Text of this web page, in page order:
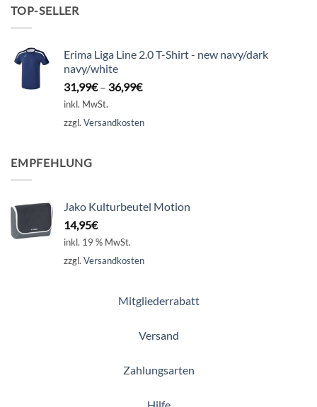
TOP-SELLER
Erima Liga Line 2.0 T-Shirt - new navy/dark
navy/white
31,99€– 36,99€
inkl. MwSt.
zzgl. Versandkosten
EMPFEHLUNG
Jako Kulturbeutel Motion
14,95€
inkl. 19 % MwSt.
zzgl. Versandkosten
Mitgliederrabatt
Versand
Zahlungsarten